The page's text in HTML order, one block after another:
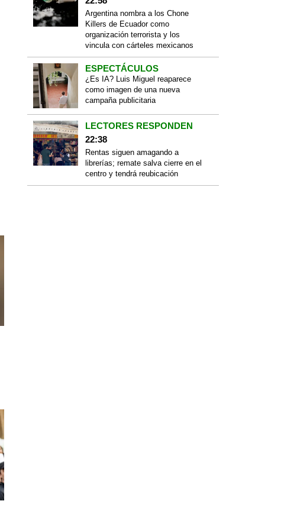
Argentina nombra a los Chone
Killers de Ecuador como
organización terrorista y los
vincula con cárteles mexicanos
ESPECTÁCULOS
¿Es IA? Luis Miguel reaparece
como imagen de una nueva
campaña publicitaria
LECTORES RESPONDEN
22:38
Rentas siguen amagando a
librerías; remate salva cierre en el
centro y tendrá reubicación